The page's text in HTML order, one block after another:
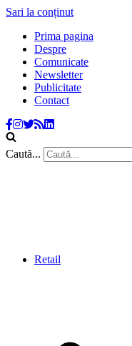
Sari la conținut
Prima pagina
Despre
Comunicate
Newsletter
Publicitate
Contact
Caută...
Retail